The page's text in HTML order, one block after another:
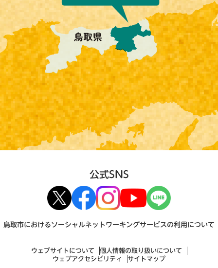
公式SNS
鳥取市におけるソーシャルネットワーキングサービスの利用について
ウェブサイトについて
個人情報の取り扱いについて
ウェブアクセシビリティ
サイトマップ